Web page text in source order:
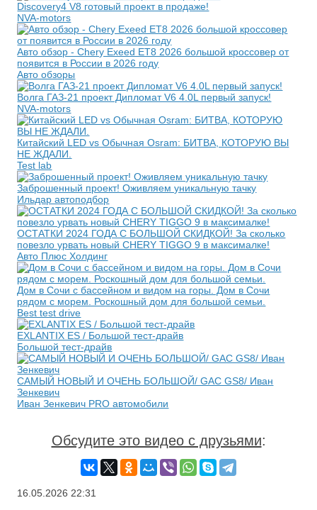
Discovery4 V8 готовый проект в продаже!
NVA-motors
Авто обзор - Chery Exeed ET8 2026 большой кроссовер от
появится в России в 2026 году
Авто обзоры
Волга ГАЗ-21 проект Дипломат V6 4.0L первый запуск!
NVA-motors
Китайский LED vs Обычная Osram: БИТВА, КОТОРУЮ ВЫ
НЕ ЖДАЛИ.
Test lab
Заброшенный проект! Оживляем уникальную тачку
Ильдар автоподбор
ОСТАТКИ 2024 ГОДА С БОЛЬШОЙ СКИДКОЙ! За сколько
повезло урвать новый CHERY TIGGO 9 в максималке!
Авто Плюс Холдинг
Дом в Сочи с бассейном и видом на горы. Дом в Сочи
рядом с морем. Роскошный дом для большой семьи.
Best test drive
EXLANTIX ES / Большой тест-драйв
Большой тест-драйв
САМЫЙ НОВЫЙ И ОЧЕНЬ БОЛЬШОЙ/ GAC GS8/ Иван
Зенкевич
Иван Зенкевич PRO автомобили
Обсудите это видео с друзьями:
16.05.2026 22:31